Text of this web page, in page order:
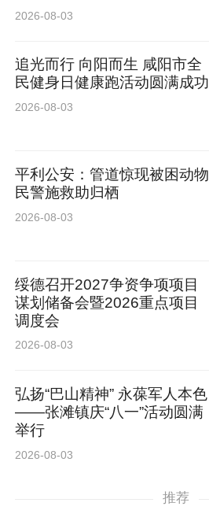
2026-08-03
追光而行 向阳而生 咸阳市全
民健身日健康跑活动圆满成功
2026-08-03
平利公安：管道惊现被困动物
民警施救助归栖
2026-08-03
绥德召开2027争资争项项目
谋划储备会暨2026重点项目
调度会
2026-08-03
弘扬“巴山精神” 永葆军人本色
——张滩镇庆“八一”活动圆满
举行
2026-08-03
推荐